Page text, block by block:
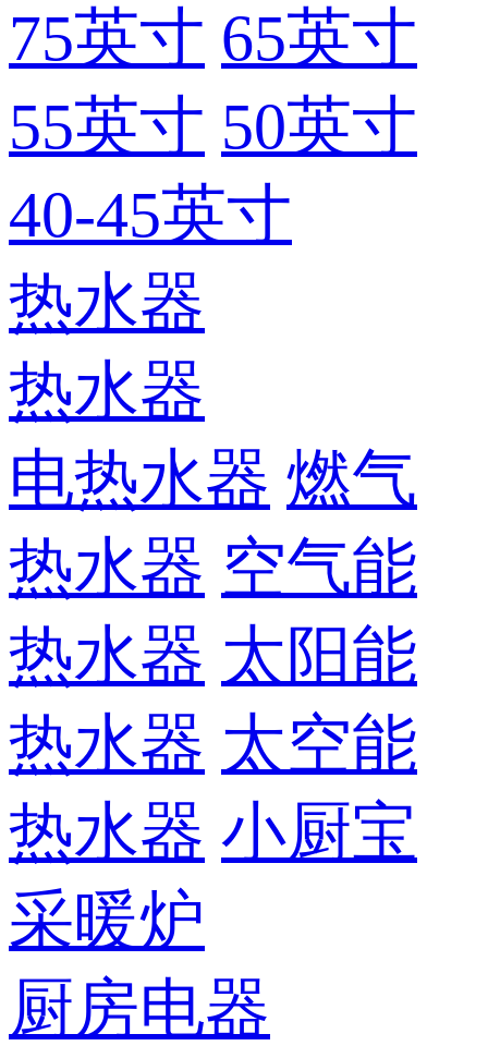
75英寸 65英寸
55英寸 50英寸
40-45英寸
热水器
热水器
电热水器 燃气
热水器 空气能
热水器 太阳能
热水器 太空能
热水器 小厨宝
采暖炉
厨房电器